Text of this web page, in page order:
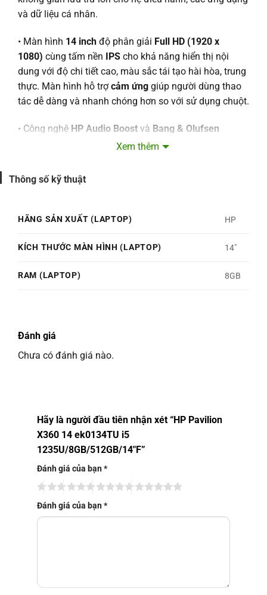
và dữ liệu cá nhân.
• Màn hình 14 inch độ phân giải Full HD (1920 x
1080) cùng tấm nền IPS cho khả năng hiển thị nội
dung với độ chi tiết cao, màu sắc tái tạo hài hòa, trung
thực. Màn hình hỗ trợcảm ứng giúp người dùng thao
tác dễ dàng và nhanh chóng hơn so với sử dụng chuột.
• Công nghệ HP Audio Boost và Bang & Olufsen
tái tạo âm thanh cho người dùng trải nghiệm
• Laptop HP Pavilion có thiết kế tinh tế với lớp
máy ở những nơi đông người. Khối lượng nhẹ chỉ 1.51
khóa máy an toàn và nhanh chóng chỉ với một lần
• Dọc hai bên máy có hàng loạt cổng kết nối tiên tiến
như: Jack tai nghe 3.5 mm, USB 3.2, HDMI và USB
Type-C.
Xem thêm
Thông số kỹ thuật
HÃNG SẢN XUẤT (LAPTOP) HP
KÍCH THƯỚC MÀN HÌNH (LAPTOP) 14"
RAM (LAPTOP) 8GB
Đánh giá
Chưa có đánh giá nào.
Hãy là người đầu tiên nhận xét “HP Pavilion
X360 14 ek0134TU i5
1235U/8GB/512GB/14″F”
Đánh giá của bạn*
Đánh giá của bạn*